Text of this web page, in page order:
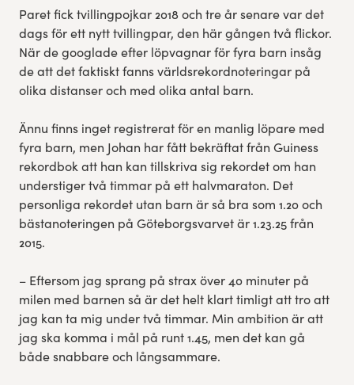
Paret fick tvillingpojkar 2018 och tre år senare var det
dags för ett nytt tvillingpar, den här gången två flickor.
När de googlade efter löpvagnar för fyra barn insåg
de att det faktiskt fanns världsrekordnoteringar på
olika distanser och med olika antal barn.
Ännu finns inget registrerat för en manlig löpare med
fyra barn, men Johan har fått bekräftat från Guiness
rekordbok att han kan tillskriva sig rekordet om han
understiger två timmar på ett halvmaraton. Det
personliga rekordet utan barn är så bra som 1.20 och
bästanoteringen på Göteborgsvarvet är 1.23.25 från
2015.
– Eftersom jag sprang på strax över 40 minuter på
milen med barnen så är det helt klart timligt att tro att
jag kan ta mig under två timmar. Min ambition är att
jag ska komma i mål på runt 1.45, men det kan gå
både snabbare och långsammare.